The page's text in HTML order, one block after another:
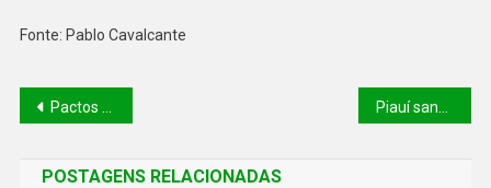
Fonte: Pablo Cavalcante
Pactos pelo Piauí reunirá mais de 200 prefeitos eleitos e reeleitos nesta quinta (21)
POSTAGENS RELACIONADAS